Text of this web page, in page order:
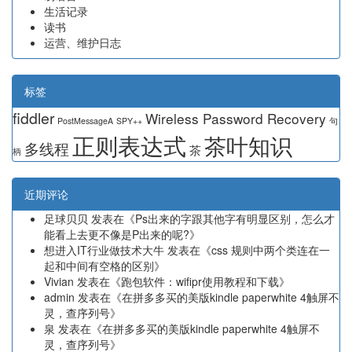
生活记录
读书
运营、维护日志
标签
fiddler PostMessageA SPY++ Wireless Password Recovery 句
柄 多线程 正则表达式 茶茶叶知识
近期评论
足球贝贝 发表在《Ps出来的字跟其他字有明显区别，怎么才
能看上去更不像是P出来的呢?》
想进入IT行业做技术大牛 发表在《css 规则中两个类连在一
起和中间有空格的区别》
Vivian 发表在《跑包软件：wifipr使用教程和下载》
admin 发表在《在拼多多买的美版kindle paperwhite 4触屏不
灵，查序列号》
泉 发表在《在拼多多买的美版kindle paperwhite 4触屏不
灵，查序列号》